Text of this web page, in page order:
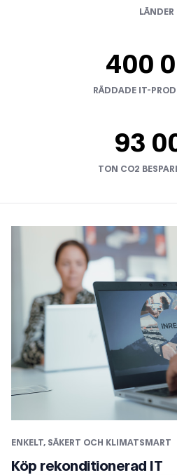
LÄNDER
400
RÄDDADE IT-
93
TON CO2
ENKELT, SÄKERT OCH KLIMATSMART
Köp rekonditionerad IT